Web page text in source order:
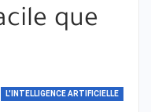
que
L'INTELLIGENCE ARTIFICIELLE